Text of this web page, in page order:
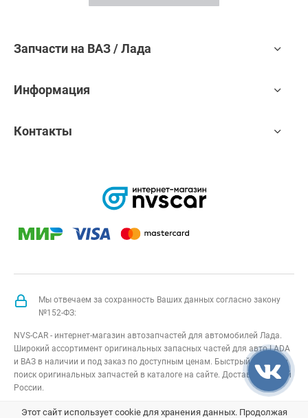
Запчасти на ВАЗ / Лада
Информация
Контакты
Мы отвечаем за сохранность Ваших данных согласно закону
№152-ФЗ:
NVS-CAR - интернет-магазин автозапчастей для автомобилей Лада.
Широкий ассортимент оригинальных запасных частей для авто LADA
и ВАЗ в наличии и под заказ по доступным ценам. Быстрый подбор и
поиск оригинальных запчастей в каталоге на сайте. Доставка по всей
России.
NVS-CAR© 2014 –2026Все права защищеныкарта сайта;
Этот сайт использует cookie для хранения данных. Продолжая